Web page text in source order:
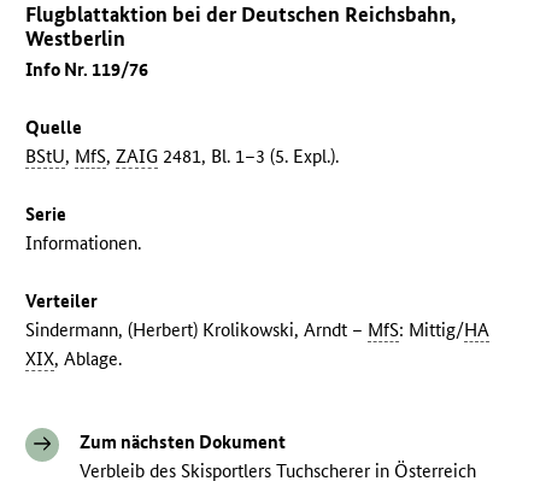
Flugblattaktion bei der Deutschen Reichsbahn,
Westberlin
Info Nr. 119/76
Quelle
BStU, MfS,ZAIG 2481, Bl. 1–3 (5. Expl.).
Serie
Informationen.
Verteiler
Sindermann, (Herbert) Krolikowski, Arndt – MfS: Mittig/HA
XIX, Ablage.
Zum nächsten Dokument
Verbleib des Skisportlers Tuchscherer in Österreich